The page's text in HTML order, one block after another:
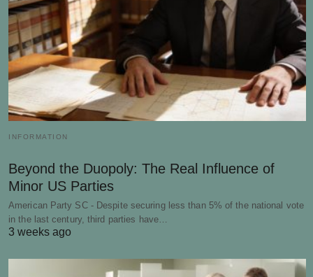
INFORMATION
Beyond the Duopoly: The Real Influence of
Minor US Parties
American Party SC - Despite securing less than 5% of the national vote
in the last century, third parties have…
3 weeks ago